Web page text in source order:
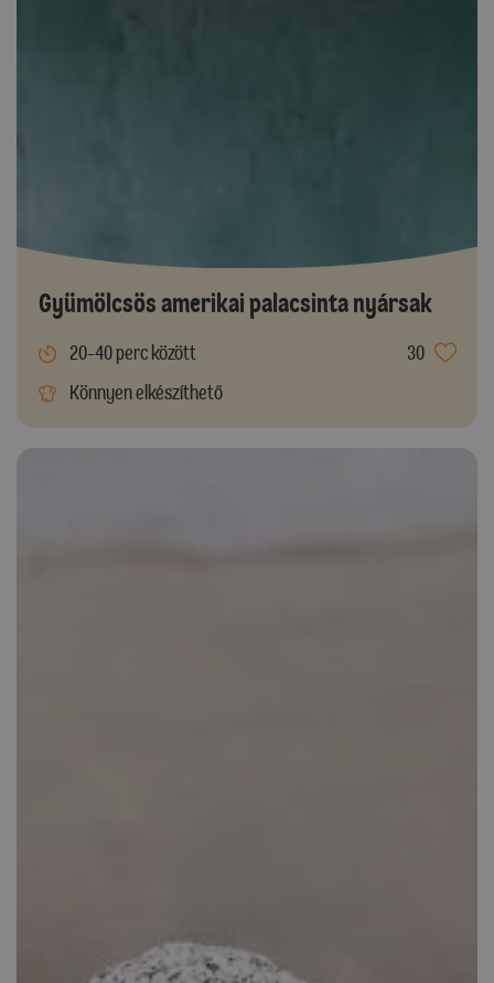
Gyümölcsös amerikai palacsinta nyársak
20-40 perc között
30
Könnyen elkészíthető